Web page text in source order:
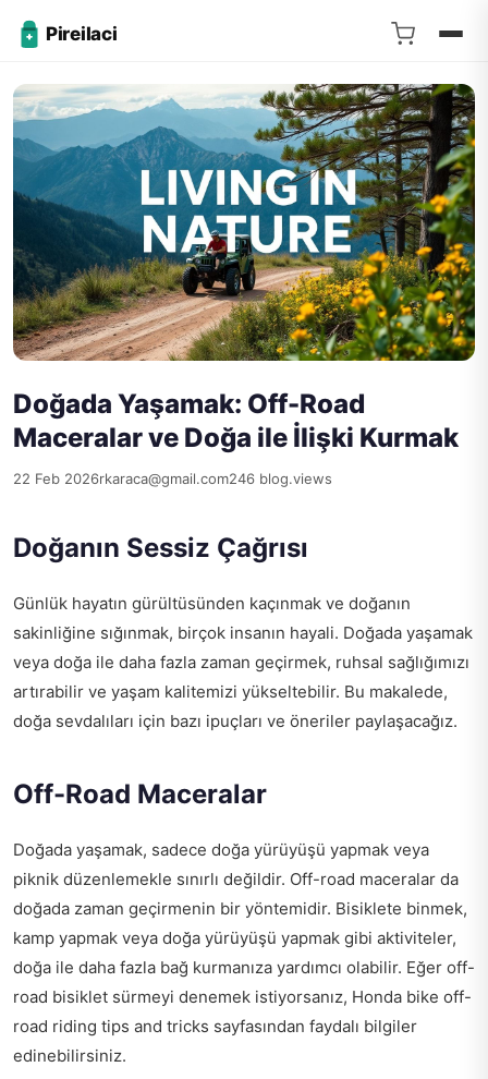
Pireilaci
Doğada Yaşamak: Off-Road
Maceralar ve Doğa ile İlişki Kurmak
22 Feb 2026rkaraca@gmail.com246 blog.views
Doğanın Sessiz Çağrısı
Günlük hayatın gürültüsünden kaçınmak ve doğanın
sakinliğine sığınmak, birçok insanın hayali. Doğada yaşamak
veya doğa ile daha fazla zaman geçirmek, ruhsal sağlığımızı
artırabilir ve yaşam kalitemizi yükseltebilir. Bu makalede,
doğa sevdalıları için bazı ipuçları ve öneriler paylaşacağız.
Off-Road Maceralar
Doğada yaşamak, sadece doğa yürüyüşü yapmak veya
piknik düzenlemekle sınırlı değildir. Off-road maceralar da
doğada zaman geçirmenin bir yöntemidir. Bisiklete binmek,
kamp yapmak veya doğa yürüyüşü yapmak gibi aktiviteler,
doğa ile daha fazla bağ kurmanıza yardımcı olabilir. Eğer off-
road bisiklet sürmeyi denemek istiyorsanız, Honda bike off-
road riding tips and tricks sayfasından faydalı bilgiler
edinebilirsiniz.